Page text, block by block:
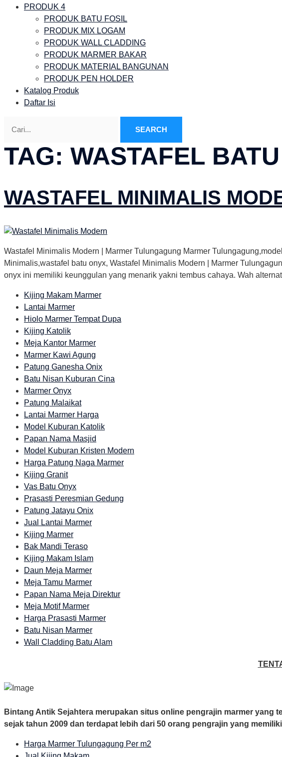
PRODUK 4
PRODUK BATU FOSIL
PRODUK MIX LOGAM
PRODUK WALL CLADDING
PRODUK MARMER BAKAR
PRODUK MATERIAL BANGUNAN
PRODUK PEN HOLDER
Katalog Produk
Daftar Isi
SEARCH
TAG: WASTAFEL
WASTAFEL MINIMALIS
Wastafel Minimalis Modern | Marmer Tulungagung Marmer
Minimalis,wastafel batu onyx, Wastafel Minimalis Modern | Marmer
onyx ini memiliki keunggulan yang menarik yakni tembus cahaya. Wah
Kijing Makam Marmer
Lantai Marmer
Hiolo Marmer Tempat Dupa
Kijing Katolik
Meja Kantor Marmer
Marmer Kawi Agung
Patung Ganesha Onix
Batu Nisan Kuburan Cina
Marmer Onyx
Patung Malaikat
Lantai Marmer Harga
Model Kuburan Katolik
Papan Nama Masjid
Model Kuburan Kristen Modern
Harga Patung Naga Marmer
Kijing Granit
Vas Batu Onyx
Prasasti Peresmian Gedung
Patung Jatayu Onix
Jual Lantai Marmer
Kijing Marmer
Bak Mandi Teraso
Kijing Makam Islam
Daun Meja Marmer
Meja Tamu Marmer
Papan Nama Meja Direktur
Meja Motif Marmer
Harga Prasasti Marmer
Batu Nisan Marmer
Wall Cladding Batu Alam
Bintang Antik Sejahtera merupakan situs online pengrajin marmer yang
sejak tahun 2009 dan terdapat lebih dari 50 orang pengrajin yang
Harga Marmer Tulungagung Per m2